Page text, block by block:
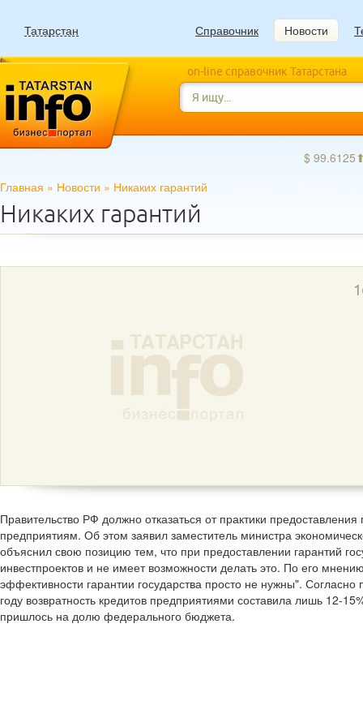
Татарстан Справочник Новости
on-line справочник Татарстана
$
Главная » Новости » Никаких гарантий
Никаких гарантий
Правительство РФ должно отказаться от практики
предприятиям. Об этом заявил заместитель министра
объяснил свою позицию тем, что при предоставлении гарантий
инвестпроектов и не имеет возможности делать это. По его
эффективности гарантии государства просто не нужны".
году возвратность кредитов предприятиями составила лишь 12-
пришлось на долю федерального бюджета.